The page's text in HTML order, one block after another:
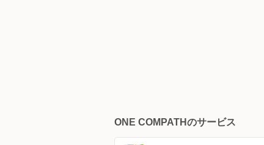
ONE COMPATHのサービス